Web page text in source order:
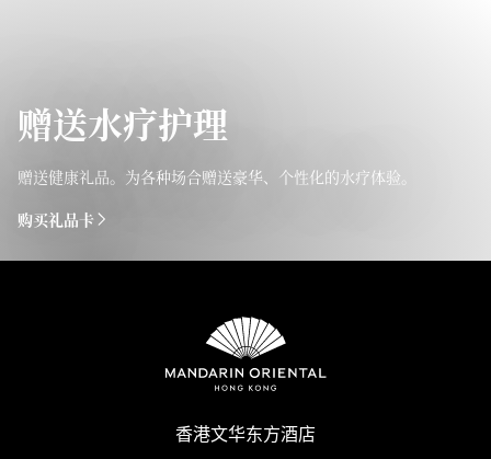
赠送水疗护理
赠送健康礼品。为各种场合赠送豪华、个性化的水疗体验。
购买礼品卡
香港文华东方酒店